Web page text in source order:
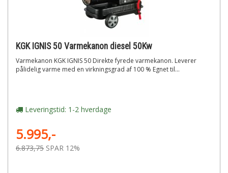
KGK IGNIS 50 Varmekanon diesel 50Kw
Varmekanon KGK IGNIS 50 Direkte fyrede varmekanon. Leverer
pålidelig varme med en virkningsgrad af 100 % Egnet til...
Leveringstid: 1-2 hverdage
5.995,-
6.873,75 SPAR 12%